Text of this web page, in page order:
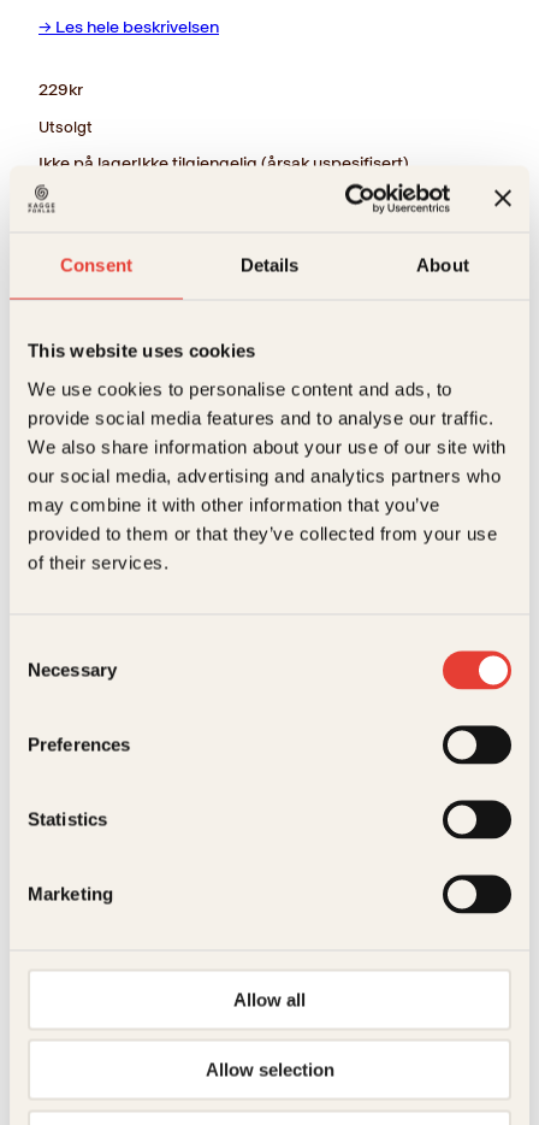
Consent Details About
This website uses cookies
We use cookies to personalise content and ads, to
provide social media features and to analyse our traffic.
We also share information about your use of our site with
our social media, advertising and analytics partners who
may combine it with other information that you’ve
provided to them or that they’ve collected from your use
of their services.
Selection
Necessary
Preferences
Statistics
Marketing
Allow all
Allow selection
→ Les hele beskrivelsen
229kr
Utsolgt
Ikke på lagerIkke tilgjengelig (årsak uspesifisert)
Beskrivelse
Beskrivelse
gir blant annet tips om innhold i bagasjen, tips for å
lette fly- og bilturen, tips om helse, vaksiner,
aktiviteter og reisespill.
Målgruppe
Språk
ISBN 9788248902225
Utgivelsesår 2002
Bokformat
Relaterte produkter
På gyngende
Innbundet399krLes mer
Lavkarbo fra
gastronomisk
Les mer
Astrid Meland, Helge Øgrim
Live Landmark, Hilde Wøhni